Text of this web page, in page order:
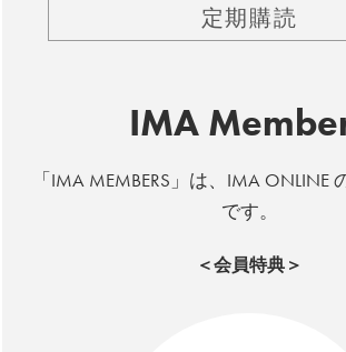
定期購読
IMA
「IMA MEMBERS」は、IMA ONLINE
です。
＜会員特典＞